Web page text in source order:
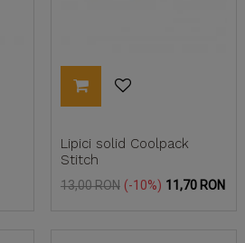
Lipici solid Coolpack
Stitch
Pret
13,00 RON -10% Pret
11,70 RON